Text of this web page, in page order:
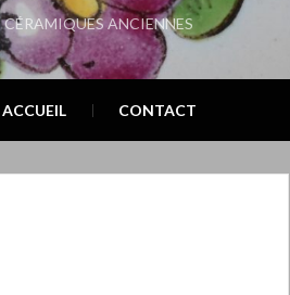
CÉRAMIQUES ANCIENNES
ACCUEIL CONTACT